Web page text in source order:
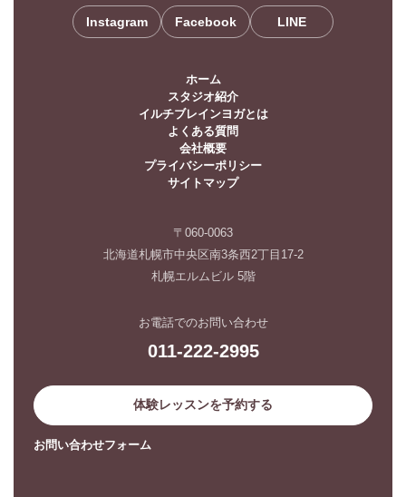
Instagram Facebook LINE
ホーム
スタジオ紹介
イルチブレインヨガとは
よくある質問
会社概要
プライバシーポリシー
サイトマップ
〒060-0063
北海道札幌市中央区南3条西2丁目17-2
札幌エルムビル 5階
お電話でのお問い合わせ
011-222-2995
体験レッスンを予約する
お問い合わせフォーム